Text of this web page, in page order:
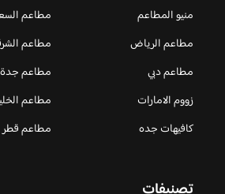
منيو المطاعم
مطاعم
مطاعم الرياض
مطاعم
مطاعم دبي
مطاعم جدة
زووم الامارات
مطاعم
كافيهات جده
مطاعم قطر